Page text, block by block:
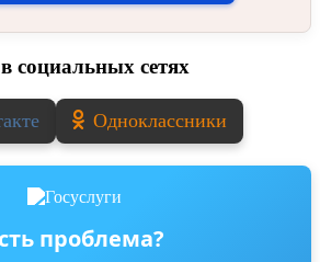
социальных сетях
Одноклассники
проблема?